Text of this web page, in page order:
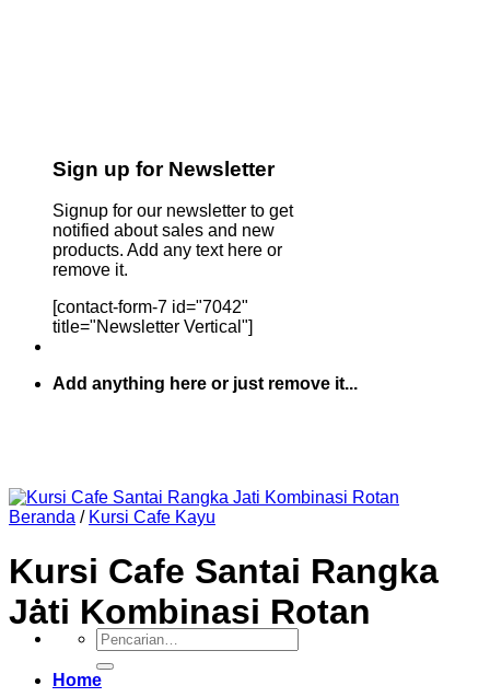
Sign up for Newsletter
Signup for our newsletter to get
notified about sales and new
products. Add any text here or
remove it.
[contact-form-7 id="7042"
title="Newsletter Vertical"]
Add anything here or just remove it...
Pencarian
untuk:
Home
Beranda / Kursi Cafe Kayu
Kursi Cafe Santai Rangka
Jati Kombinasi Rotan